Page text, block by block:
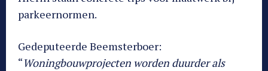
parkeernormen.
Gedeputeerde Beemsterboer:
“Woningbouwprojecten worden duurder als